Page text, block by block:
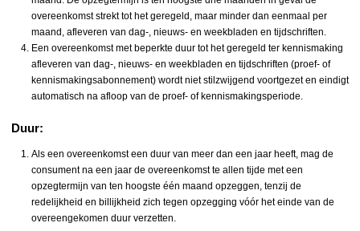
overeenkomst strekt tot het geregeld, maar minder dan eenmaal per
maand, afleveren van dag-, nieuws- en weekbladen en tijdschriften.
Een overeenkomst met beperkte duur tot het geregeld ter kennismaking
afleveren van dag-, nieuws- en weekbladen en tijdschriften (proef- of
kennismakingsabonnement) wordt niet stilzwijgend voortgezet en eindigt
automatisch na afloop van de proef- of kennismakingsperiode.
Duur:
Als een overeenkomst een duur van meer dan een jaar heeft, mag de
consument na een jaar de overeenkomst te allen tijde met een
opzegtermijn van ten hoogste één maand opzeggen, tenzij de
redelijkheid en billijkheid zich tegen opzegging vóór het einde van de
overeengekomen duur verzetten.